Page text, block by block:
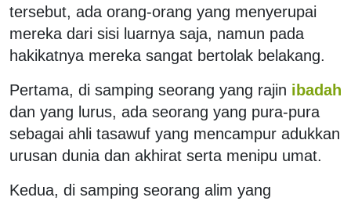
tersebut, ada orang-orang yang menyerupai
mereka dari sisi luarnya saja, namun pada
hakikatnya mereka sangat bertolak belakang.
Pertama, di samping seorang yang rajin ibadah
dan yang lurus, ada seorang yang pura-pura
sebagai ahli tasawuf yang mencampur adukkan
urusan dunia dan akhirat serta menipu umat.
Kedua, di samping seorang alim yang